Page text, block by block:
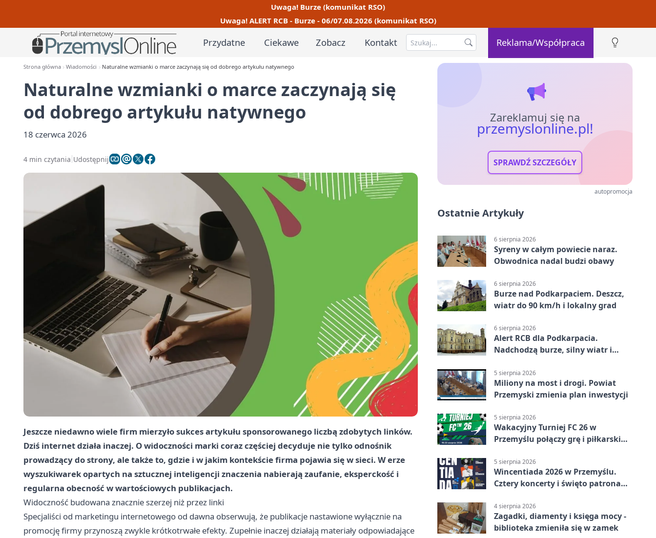
Uwaga! Burze (komunikat RSO)
Uwaga! ALERT RCB - Burze - 06/07.08.2026 (komunikat RSO)
Przydatne Ciekawe Zobacz Kontakt Reklama/Współpraca
Strona główna Wiadomości Naturalne wzmianki o marce zaczynają się od dobrego artykułu natywnego
Naturalne wzmianki o marce zaczynają się
od dobrego artykułu natywnego
18 czerwca 2026
4 min czytania Udostępnij
Jeszcze niedawno wiele firm mierzyło sukces artykułu sponsorowanego liczbą zdobytych linków.
Dziś internet działa inaczej. O widoczności marki coraz częściej decyduje nie tylko odnośnik
prowadzący do strony, ale także to, gdzie i w jakim kontekście firma pojawia się w sieci. W erze
wyszukiwarek opartych na sztucznej inteligencji znaczenia nabierają zaufanie, eksperckość i
regularna obecność w wartościowych publikacjach.
Widoczność budowana znacznie szerzej niż przez linki
Specjaliści od marketingu internetowego od dawna obserwują, że publikacje nastawione wyłącznie na
promocję firmy przynoszą zwykle krótkotrwałe efekty. Zupełnie inaczej działają materiały odpowiadające
Zareklamuj się na
przemyslonline.pl!
SPRAWDŹ SZCZEGÓŁY
autopromocja
Ostatnie Artykuły
6 sierpnia 2026
Syreny w całym powiecie naraz.
Obwodnica nadal budzi obawy
6 sierpnia 2026
Burze nad Podkarpaciem. Deszcz,
wiatr do 90 km/h i lokalny grad
6 sierpnia 2026
Alert RCB dla Podkarpacia.
Nadchodzą burze, silny wiatr i
5 sierpnia 2026
Miliony na most i drogi. Powiat
Przemyski zmienia plan inwestycji
5 sierpnia 2026
Wakacyjny Turniej FC 26 w
Przemyślu połączy grę i piłkarski
5 sierpnia 2026
Wincentiada 2026 w Przemyślu.
Cztery koncerty i święto patrona
4 sierpnia 2026
Zagadki, diamenty i księga mocy -
biblioteka zmieniła się w zamek